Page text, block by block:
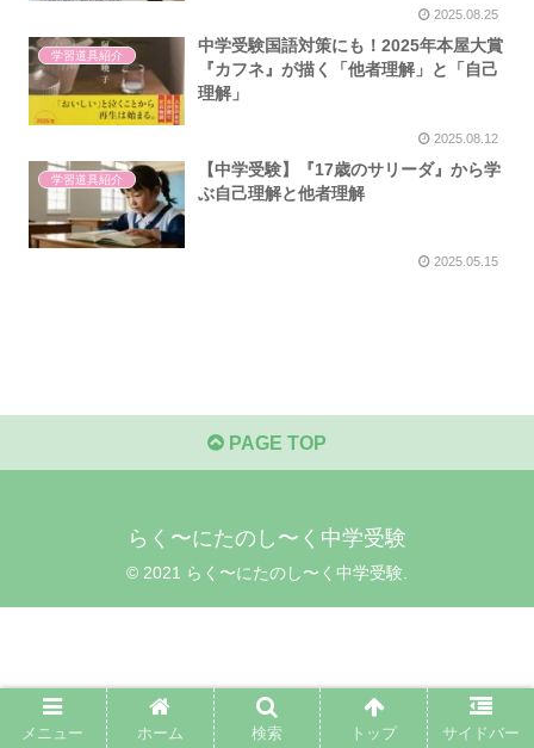
2025.08.25
学習道具紹介
中学受験国語対策にも！2025年本屋大賞
『カフネ』が描く「他者理解」と「自己
理解」
2025.08.12
学習道具紹介
【中学受験】『17歳のサリーダ』から学
ぶ自己理解と他者理解
2025.05.15
PAGE TOP
らく〜にたのし〜く中学受験
© 2021 らく〜にたのし〜く中学受験.
メニュー ホーム 検索 トップ サイドバー